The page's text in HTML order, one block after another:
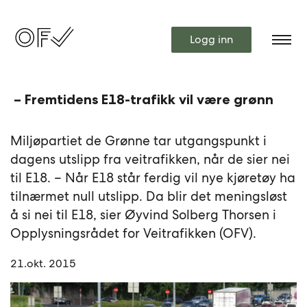
Logg inn
– Fremtidens E18-trafikk vil være grønn
Miljøpartiet de Grønne tar utgangspunkt i
dagens utslipp fra veitrafikken, når de sier nei
til E18. – Når E18 står ferdig vil nye kjøretøy ha
tilnærmet null utslipp. Da blir det meningsløst
å si nei til E18, sier Øyvind Solberg Thorsen i
Opplysningsrådet for Veitrafikken (OFV).
21.okt. 2015